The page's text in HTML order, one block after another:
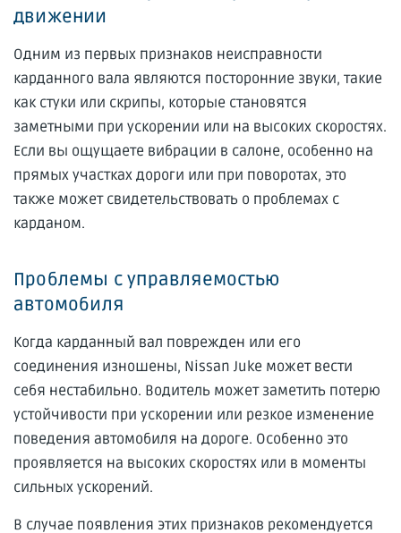
движении
Одним из первых признаков неисправности
карданного вала являются посторонние звуки, такие
как стуки или скрипы, которые становятся
заметными при ускорении или на высоких скоростях.
Если вы ощущаете вибрации в салоне, особенно на
прямых участках дороги или при поворотах, это
также может свидетельствовать о проблемах с
карданом.
Проблемы с управляемостью
автомобиля
Когда карданный вал поврежден или его
соединения изношены, Nissan Juke может вести
себя нестабильно. Водитель может заметить потерю
устойчивости при ускорении или резкое изменение
поведения автомобиля на дороге. Особенно это
проявляется на высоких скоростях или в моменты
сильных ускорений.
В случае появления этих признаков рекомендуется